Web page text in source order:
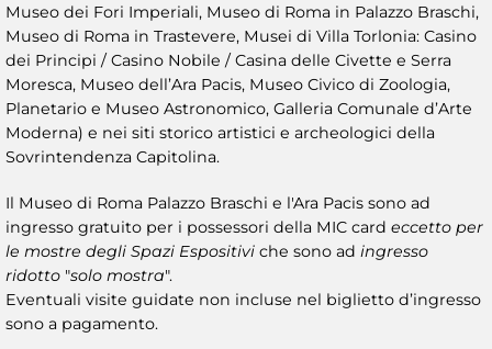
Museo dei Fori Imperiali, Museo di Roma in Palazzo Braschi,
Museo di Roma in Trastevere, Musei di Villa Torlonia: Casino
dei Principi / Casino Nobile / Casina delle Civette e Serra
Moresca, Museo dell’Ara Pacis, Museo Civico di Zoologia,
Planetario e Museo Astronomico, Galleria Comunale d’Arte
Moderna) e nei siti storico artistici e archeologici della
Sovrintendenza Capitolina.
Il Museo di Roma Palazzo Braschi e l'Ara Pacis sono ad
ingresso gratuito per i possessori della MIC card eccetto per
le mostre degli Spazi Espositivi che sono ad ingresso
ridotto "solo mostra".
Eventuali visite guidate non incluse nel biglietto d’ingresso
sono a pagamento.